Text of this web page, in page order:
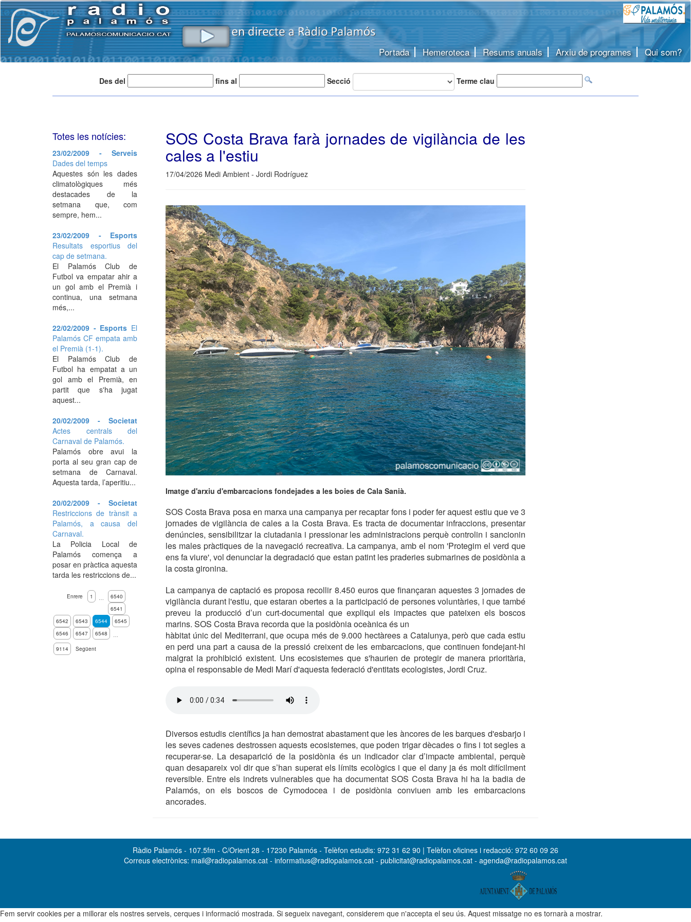
Portada Hemeroteca Resums anuals Arxiu de programes Qui som?
Des del fins al Secció Terme clau
SOS Costa Brava farà jornades de vigilància de les
cales a l'estiu
17/04/2026 Medi Ambient - Jordi Rodríguez
Imatge d'arxiu d'embarcacions fondejades a les boies de Cala Sanià.
SOS Costa Brava posa en marxa una campanya per recaptar fons i poder fer aquest estiu que ve 3
jornades de vigilància de cales a la Costa Brava. Es tracta de documentar infraccions, presentar
denúncies, sensibilitzar la ciutadania i pressionar les administracions perquè controlin i sancionin
les males pràctiques de la navegació recreativa. La campanya, amb el nom 'Protegim el verd que
ens fa viure', vol denunciar la degradació que estan patint les praderies submarines de posidònia a
la costa gironina.
La campanya de captació es proposa recollir 8.450 euros que finançaran aquestes 3 jornades de
vigilància durant l'estiu, que estaran obertes a la participació de persones voluntàries, i que també
preveu la producció d’un curt-documental que expliqui els impactes que pateixen els boscos
marins. SOS Costa Brava recorda que la posidònia oceànica és un
hàbitat únic del Mediterrani, que ocupa més de 9.000 hectàrees a Catalunya, però que cada estiu
en perd una part a causa de la pressió creixent de les embarcacions, que continuen fondejant-hi
malgrat la prohibició existent. Uns ecosistemes que s'haurien de protegir de manera prioritària,
opina el responsable de Medi Marí d'aquesta federació d'entitats ecologistes, Jordi Cruz.
Diversos estudis científics ja han demostrat abastament que les àncores de les barques d'esbarjo i
les seves cadenes destrossen aquests ecosistemes, que poden trigar dècades o fins i tot segles a
recuperar-se. La desaparició de la posidònia és un indicador clar d’impacte ambiental, perquè
quan desapareix vol dir que s’han superat els límits ecològics i que el dany ja és molt difícilment
reversible. Entre els indrets vulnerables que ha documentat SOS Costa Brava hi ha la badia de
Palamós, on els boscos de Cymodocea i de posidònia conviuen amb les embarcacions
ancorades.
Totes les notícies:
23/02/2009 - Serveis
Dades del temps
Aquestes són les dades
climatològiques més
destacades de la
setmana que, com
sempre, hem...
23/02/2009 - Esports
Resultats esportius del
cap de setmana.
El Palamós Club de
Futbol va empatar ahir a
un gol amb el Premià i
continua, una setmana
més,...
22/02/2009 - Esports El
Palamós CF empata amb
el Premià (1-1).
El Palamós Club de
Futbol ha empatat a un
gol amb el Premià, en
partit que s'ha jugat
aquest...
20/02/2009 - Societat
Actes centrals del
Carnaval de Palamós.
Palamós obre avui la
porta al seu gran cap de
setmana de Carnaval.
Aquesta tarda, l’aperitiu...
20/02/2009 - Societat
Restriccions de trànsit a
Palamós, a causa del
Carnaval.
La Policia Local de
Palamós comença a
posar en pràctica aquesta
tarda les restriccions de...
Enrere 1 …
6540
6541
6542
6543 6544
6545
6546
6547 6548
…
9114
Següent
Ràdio Palamós - 107.5fm - C/Orient 28 - 17230 Palamós - Telèfon estudis: 972 31 62 90 | Telèfon oficines i redacció: 972 60 09 26
Correus electrònics: mail@radiopalamos.cat - informatius@radiopalamos.cat - publicitat@radiopalamos.cat - agenda@radiopalamos.cat
Fem servir cookies per a millorar els nostres serveis, cerques i informació mostrada. Si segueix navegant, considerem que n'accepta el seu ús. Aquest missatge no es tornarà a mostrar.